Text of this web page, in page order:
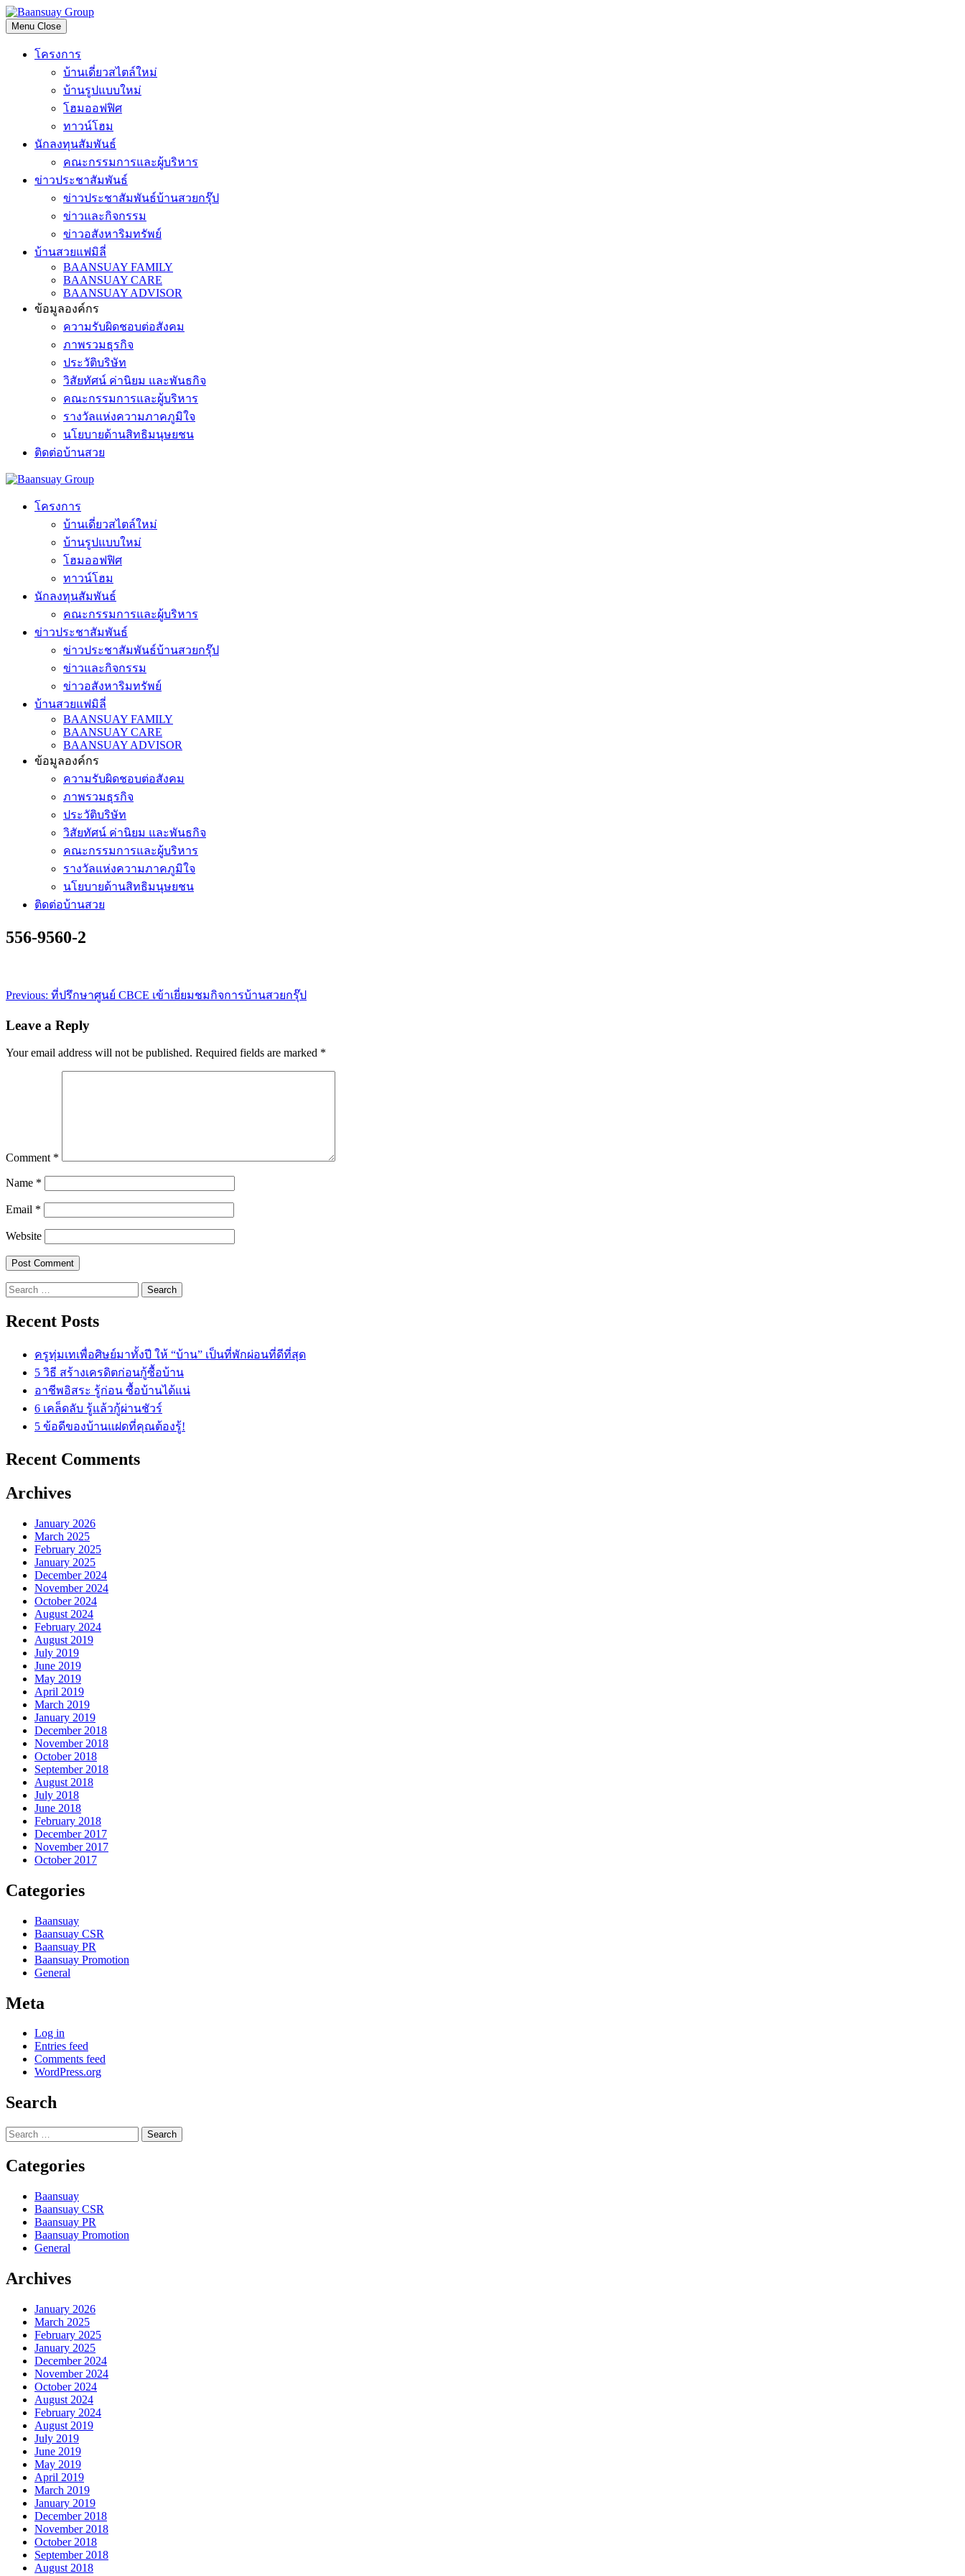
Skip
to
content
Menu Close
โครงการ
บ้านเดี่ยวสไตล์ใหม่
บ้านรูปแบบใหม่
โฮมออฟฟิศ
ทาวน์โฮม
นักลงทุนสัมพันธ์
คณะกรรมการและผู้บริหาร
ข่าวประชาสัมพันธ์
ข่าวประชาสัมพันธ์บ้านสวยกรุ๊ป
ข่าวและกิจกรรม
ข่าวอสังหาริมทรัพย์
บ้านสวยแฟมิลี่
BAANSUAY FAMILY
BAANSUAY CARE
BAANSUAY ADVISOR
ข้อมูลองค์กร
ความรับผิดชอบต่อสังคม
ภาพรวมธุรกิจ
ประวัติบริษัท
วิสัยทัศน์ ค่านิยม และพันธกิจ
คณะกรรมการและผู้บริหาร
รางวัลแห่งความภาคภูมิใจ
นโยบายด้านสิทธิมนุษยชน
ติดต่อบ้านสวย
โครงการ
บ้านเดี่ยวสไตล์ใหม่
บ้านรูปแบบใหม่
โฮมออฟฟิศ
ทาวน์โฮม
นักลงทุนสัมพันธ์
คณะกรรมการและผู้บริหาร
ข่าวประชาสัมพันธ์
ข่าวประชาสัมพันธ์บ้านสวยกรุ๊ป
ข่าวและกิจกรรม
ข่าวอสังหาริมทรัพย์
บ้านสวยแฟมิลี่
BAANSUAY FAMILY
BAANSUAY CARE
BAANSUAY ADVISOR
ข้อมูลองค์กร
ความรับผิดชอบต่อสังคม
ภาพรวมธุรกิจ
ประวัติบริษัท
วิสัยทัศน์ ค่านิยม และพันธกิจ
คณะกรรมการและผู้บริหาร
รางวัลแห่งความภาคภูมิใจ
นโยบายด้านสิทธิมนุษยชน
ติดต่อบ้านสวย
556-9560-2
Post
Previous: ที่ปรึกษาศูนย์ CBCE เข้าเยี่ยมชมกิจการบ้านสวยกรุ๊ป
Leave a Reply
Your email address will not be published. Required fields are marked *
Comment *
Name *
Email *
Website
Search
for:
Recent Posts
ครูทุ่มเทเพื่อศิษย์มาทั้งปี ให้ “บ้าน” เป็นที่พักผ่อนที่ดีที่สุด
5 วิธี สร้างเครดิตก่อนกู้ซื้อบ้าน
อาชีพอิสระ รู้ก่อน ซื้อบ้านได้แน่
6 เคล็ดลับ รู้แล้วกู้ผ่านชัวร์
5 ข้อดีของบ้านแฝดที่คุณต้องรู้!
Recent Comments
Archives
January 2026
March 2025
February 2025
January 2025
December 2024
November 2024
October 2024
August 2024
February 2024
August 2019
July 2019
June 2019
May 2019
April 2019
March 2019
January 2019
December 2018
November 2018
October 2018
September 2018
August 2018
July 2018
June 2018
February 2018
December 2017
November 2017
October 2017
Categories
Baansuay
Baansuay CSR
Baansuay PR
Baansuay Promotion
General
Meta
Log in
Entries feed
Comments feed
WordPress.org
Search
Search
for:
Categories
Baansuay
Baansuay CSR
Baansuay PR
Baansuay Promotion
General
Archives
January 2026
March 2025
February 2025
January 2025
December 2024
November 2024
October 2024
August 2024
February 2024
August 2019
July 2019
June 2019
May 2019
April 2019
March 2019
January 2019
December 2018
November 2018
October 2018
September 2018
August 2018